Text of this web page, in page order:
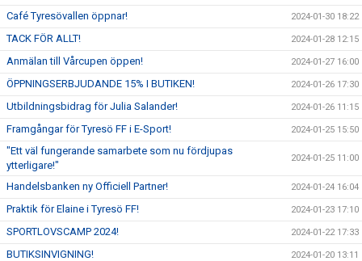
Café Tyresövallen öppnar! 2024-01-30 18:22
TACK FÖR ALLT! 2024-01-28 12:15
Anmälan till Vårcupen öppen! 2024-01-27 16:00
ÖPPNINGSERBJUDANDE 15% I BUTIKEN! 2024-01-26 17:30
Utbildningsbidrag för Julia Salander! 2024-01-26 11:15
Framgångar för Tyresö FF i E-Sport! 2024-01-25 15:50
"Ett väl fungerande samarbete som nu fördjupas
ytterligare!"
2024-01-25 11:00
Handelsbanken ny Officiell Partner! 2024-01-24 16:04
Praktik för Elaine i Tyresö FF! 2024-01-23 17:10
SPORTLOVSCAMP 2024! 2024-01-22 17:33
BUTIKSINVIGNING! 2024-01-20 13:11